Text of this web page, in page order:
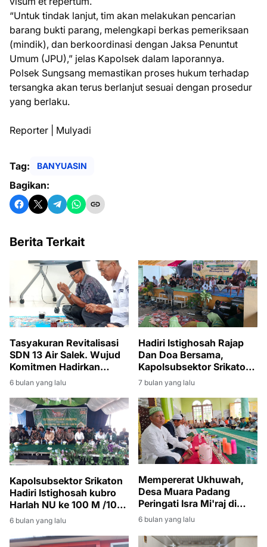
“Untuk tindak lanjut, tim akan melakukan pencarian
barang bukti parang, melengkapi berkas pemeriksaan
(mindik), dan berkoordinasi dengan Jaksa Penuntut
Umum (JPU),” jelas Kapolsek dalam laporannya.
Polsek Sungsang memastikan proses hukum terhadap
tersangka akan terus berlanjut sesuai dengan prosedur
yang berlaku.
Reporter | Mulyadi
Tag: BANYUASIN
Bagikan:
Berita Terkait
Tasyakuran Revitalisasi
SDN 13 Air Salek. Wujud
Komitmen Hadirkan
Sekolah Aman dan Layak
6 bulan yang lalu
Hadiri Istighosah Rajap
Dan Doa Bersama,
Kapolsubsektor Srikaton
Ajak Warga Bijak Dalam
Bermedsos
7 bulan yang lalu
Kapolsubsektor Srikaton
Hadiri Istighosah kubro
Harlah NU ke 100 M /103
H pastikan Kegiatan
Keagamaan Berjalan
Aman dan Kondusif
6 bulan yang lalu
Mempererat Ukhuwah,
Desa Muara Padang
Peringati Isra Mi'raj di
Masjid Nur Istiqomah
6 bulan yang lalu